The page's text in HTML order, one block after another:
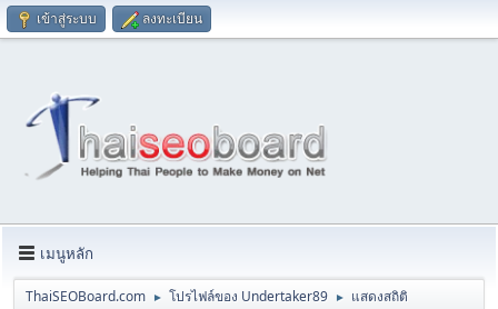
เข้าสู่ระบบ ลงทะเบียน
เมนูหลัก
ThaiSEOBoard.com ► โปรไฟล์ของ Undertaker89 ► แสดงสถิติ